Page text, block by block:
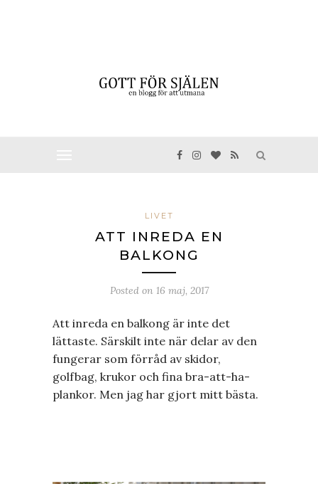
LIVET
ATT INREDA EN
BALKONG
Posted on 16 maj, 2017
Att inreda en balkong är inte det
lättaste. Särskilt inte när delar av den
fungerar som förråd av skidor,
golfbag, krukor och fina bra-att-ha-
plankor. Men jag har gjort mitt bästa.